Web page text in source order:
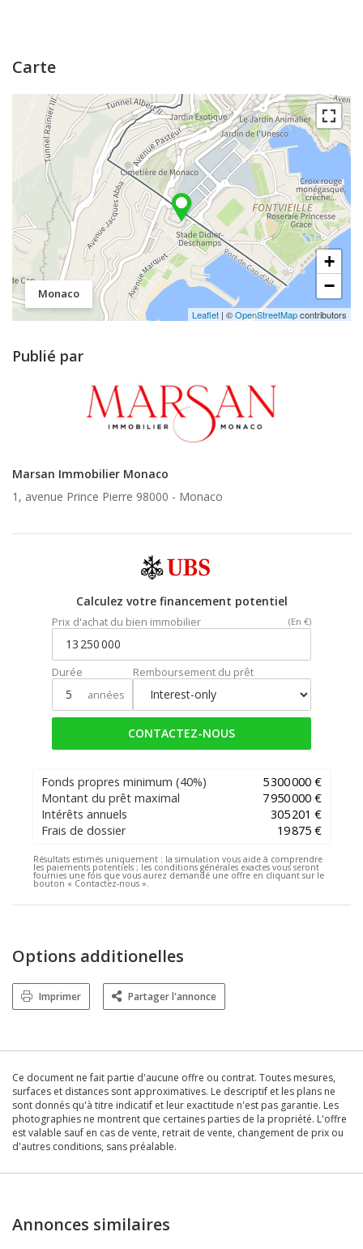
Carte
Monaco
+
−
Leaflet | ©OpenStreetMapcontributors
Publié par
Marsan Immobilier Monaco
1, avenue Prince Pierre 98000 - Monaco
Calculez votre financement potentiel
Prix d'achat du bien immobilier (En €)
Durée
années
Remboursement du prêt
CONTACTEZ-NOUS
Fonds propres minimum (40%)
5 300 000 €
Montant du prêt maximal
7 950 000 €
Intérêts annuels
305 201 €
Frais de dossier
19 875 €
Résultats estimés uniquement : la simulation vous aide à comprendre
les paiements potentiels ; les conditions générales exactes vous seront
fournies une fois que vous aurez demandé une offre en cliquant sur le
bouton « Contactez-nous ».
Options additionelles
Imprimer Partager l'annonce
Ce document ne fait partie d'aucune offre ou contrat. Toutes mesures,
surfaces et distances sont approximatives. Le descriptif et les plans ne
sont donnés qu'à titre indicatif et leur exactitude n'est pas garantie. Les
photographies ne montrent que certaines parties de la propriété. L'offre
est valable sauf en cas de vente, retrait de vente, changement de prix ou
d'autres conditions, sans préalable.
Annonces similaires